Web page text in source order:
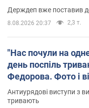
Держдеп вже поставив
8.08.2026 20:37 2,3 т.
"Нас почули на
день поспіль
Федорова. Фото і
Антиурядові виступи з
тривають